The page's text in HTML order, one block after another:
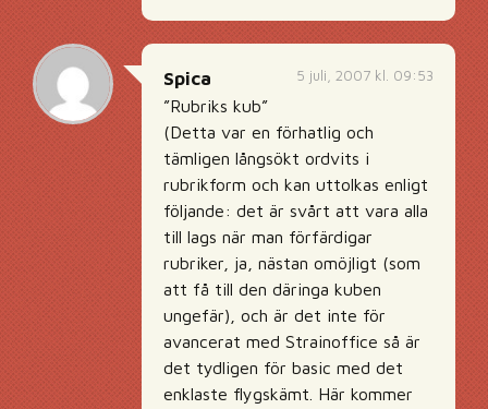
5 juli, 2007 kl. 09:53
Spica
”Rubriks kub”
(Detta var en förhatlig och
tämligen långsökt ordvits i
rubrikform och kan uttolkas enligt
följande: det är svårt att vara alla
till lags när man förfärdigar
rubriker, ja, nästan omöjligt (som
att få till den däringa kuben
ungefär), och är det inte för
avancerat med Strainoffice så är
det tydligen för basic med det
enklaste flygskämt. Här kommer